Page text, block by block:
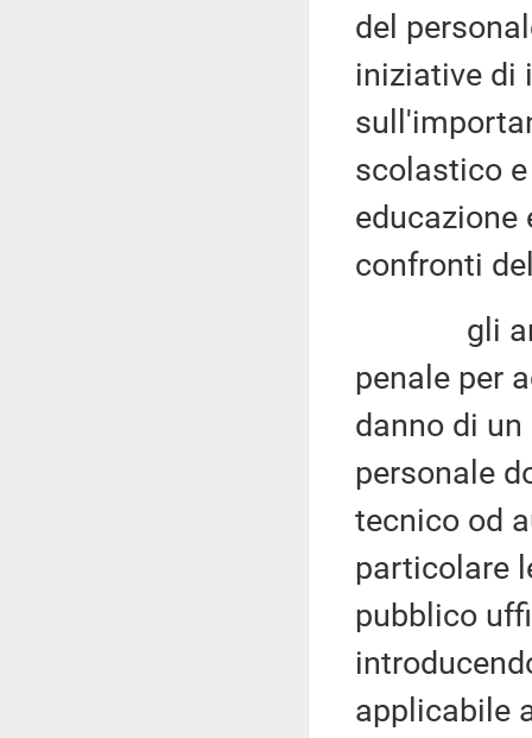
del
iniziative di
scolastico
educazione
confronti
gli
penale per
danno di
personale
tecnico od
particolare
pubblico
applicabile